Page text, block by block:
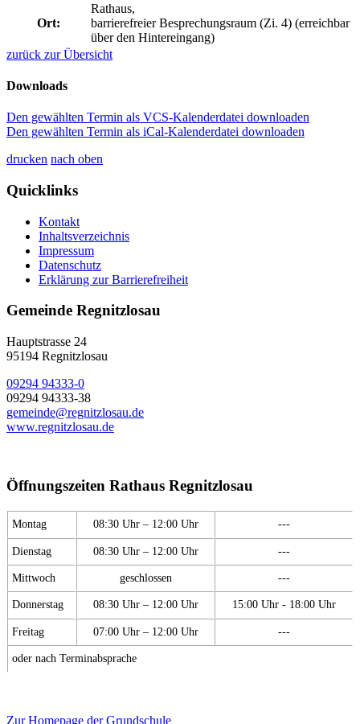
Ort:
Rathaus,
barrierefreier Besprechungsraum (Zi. 4) (erreichbar
über den Hintereingang)
zurück zur Übersicht
Downloads
Den gewählten Termin als VCS-Kalenderdatei downloaden
Den gewählten Termin als iCal-Kalenderdatei downloaden
drucken nach oben
Quicklinks
Kontakt
Inhaltsverzeichnis
Impressum
Datenschutz
Erklärung zur Barrierefreiheit
Gemeinde Regnitzlosau
Hauptstrasse 24
95194 Regnitzlosau
09294 94333-0
09294 94333-38
gemeinde@regnitzlosau.de
www.regnitzlosau.de
Öffnungszeiten Rathaus Regnitzlosau
Montag 08:30 Uhr – 12:00 Uhr ---
Dienstag 08:30 Uhr – 12:00 Uhr ---
Mittwoch geschlossen ---
Donnerstag 08:30 Uhr – 12:00 Uhr 15:00 Uhr - 18:00 Uhr
Freitag 07:00 Uhr – 12:00 Uhr ---
oder nach Terminabsprache
Zur Homepage der Grundschule